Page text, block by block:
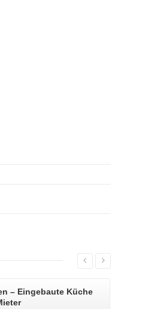
– Eingebaute Küche